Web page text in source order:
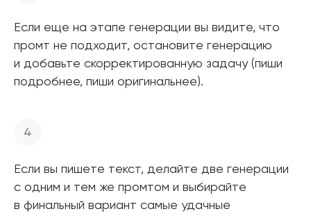
Если еще на этапе генерации вы видите, что
промт не подходит, остановите генерацию
и добавьте скорректированную задачу (пиши
подробнее, пиши оригинальнее).
Если вы пишете текст, делайте две генерации
с одним и тем же промтом и выбирайте
в финальный вариант самые удачные